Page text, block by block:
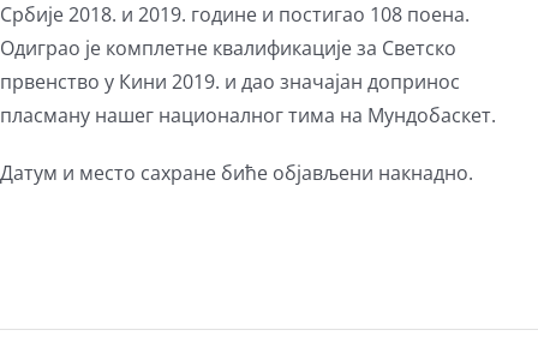
Србије 2018. и 2019. године и постигао 108 поена.
Одиграо је комплетне квалификације за Светско
првенство у Кини 2019. и дао значајан допринос
пласману нашег националног тима на Мундобаскет.
Датум и место сахране биће објављени накнадно.